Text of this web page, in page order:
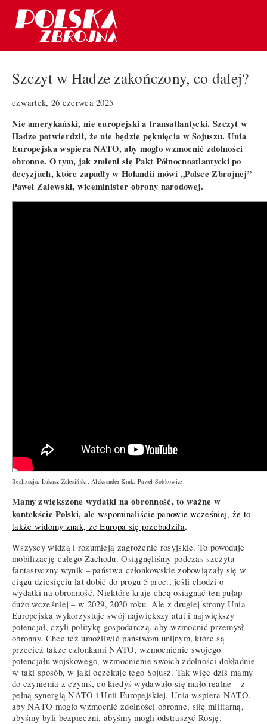
Szczyt w Hadze zakończony, co dalej?
czwartek, 26 czerwca 2025
Nie amerykański, nie europejski a transatlantycki. Szczyt w
Hadze potwierdził, że nie będzie pęknięcia w Sojuszu. Unia
Europejska wspiera NATO, aby mogło wzmocnić zdolności
obronne. O tym, jak zmieni się Pakt Północnoatlantycki po
decyzjach, które zapadły w Holandii mówi „Polsce Zbrojnej”
Paweł Zalewski, wiceminister obrony narodowej.
Realizacja: Łukasz Zalesiński, Aleksander Kruk, Paweł Sobkowicz
Mamy zwiększone wydatki na obronność, to ważne w
kontekście Polski, ale wspominaliście panowie wcześniej, że to
także widomy znak, że Europa się przebudziła.
Wszyscy widzą i rozumieją zagrożenie rosyjskie. To powoduje
mobilizację całego Zachodu. Osiągnęliśmy podczas szczytu
fantastyczny wynik – państwa członkowskie zobowiązały się w
ciągu dziesięciu lat dobić do progu 5 proc., jeśli chodzi o
wydatki na obronność. Niektóre kraje chcą osiągnąć ten pułap
dużo wcześniej – w 2029, 2030 roku. Ale z drugiej strony Unia
Europejska wykorzystuje swój największy atut i największy
potencjał, czyli politykę gospodarczą, aby wzmocnić przemysł
obronny. Chce też umożliwić państwom unijnym, które są
przecież także członkami NATO, wzmocnienie swojego
potencjału wojskowego, wzmocnienie swoich zdolności dokładnie
w taki sposób, w jaki oczekuje tego Sojusz. Tak więc dziś mamy
do czynienia z czymś, co kiedyś wydawało się mało realne – z
pełną synergią NATO i Unii Europejskiej. Unia wspiera NATO,
aby NATO mogło wzmocnić zdolności obronne, siłę militarną,
abyśmy byli bezpieczni, abyśmy mogli odstraszyć Rosję.